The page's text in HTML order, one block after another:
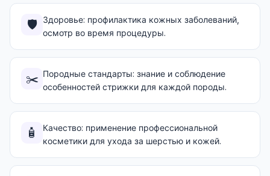
🛡️
Здоровье: профилактика кожных заболеваний,
осмотр во время процедуры.
✂️ Породные стандарты: знание и соблюдение
особенностей стрижки для каждой породы.
🧴
Качество: применение профессиональной
косметики для ухода за шерстью и кожей.